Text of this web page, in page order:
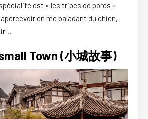
est « les tripes de porcs »
en me baladant du chien,
Town (小城故事)